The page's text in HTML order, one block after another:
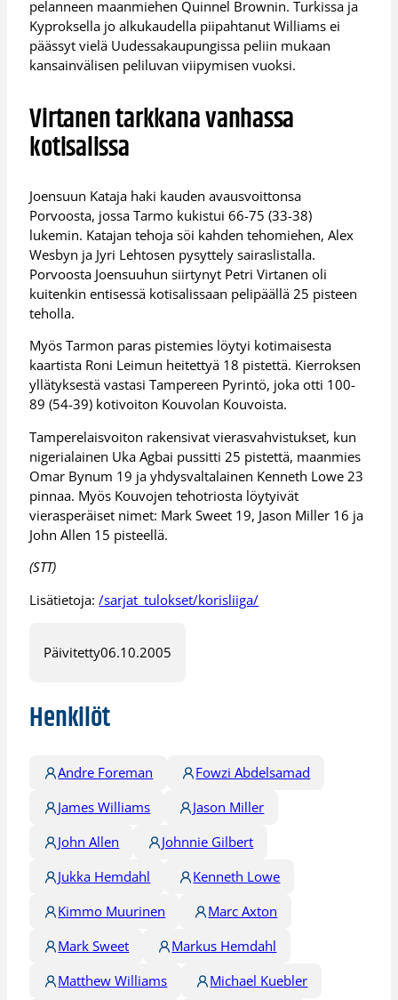
pelanneen maanmiehen Quinnel Brownin. Turkissa ja
Kyproksella jo alkukaudella piipahtanut Williams ei
päässyt vielä Uudessakaupungissa peliin mukaan
kansainvälisen peliluvan viipymisen vuoksi.
Virtanen tarkkana vanhassa
kotisalissa
Joensuun Kataja haki kauden avausvoittonsa
Porvoosta, jossa Tarmo kukistui 66-75 (33-38)
lukemin. Katajan tehoja söi kahden tehomiehen, Alex
Wesbyn ja Jyri Lehtosen pysyttely sairaslistalla.
Porvoosta Joensuuhun siirtynyt Petri Virtanen oli
kuitenkin entisessä kotisalissaan pelipäällä 25 pisteen
teholla.
Myös Tarmon paras pistemies löytyi kotimaisesta
kaartista Roni Leimun heitettyä 18 pistettä. Kierroksen
yllätyksestä vastasi Tampereen Pyrintö, joka otti 100-
89 (54-39) kotivoiton Kouvolan Kouvoista.
Tamperelaisvoiton rakensivat vierasvahvistukset, kun
nigerialainen Uka Agbai pussitti 25 pistettä, maanmies
Omar Bynum 19 ja yhdysvaltalainen Kenneth Lowe 23
pinnaa. Myös Kouvojen tehotriosta löytyivät
vierasperäiset nimet: Mark Sweet 19, Jason Miller 16 ja
John Allen 15 pisteellä.
(STT)
Lisätietoja:/sarjat_tulokset/korisliiga/
Päivitetty06.10.2005
Henkilöt
Andre Foreman
Fowzi Abdelsamad
James Williams
Jason Miller
John Allen
Johnnie Gilbert
Jukka Hemdahl
Kenneth Lowe
Kimmo Muurinen
Marc Axton
Mark Sweet
Markus Hemdahl
Matthew Williams
Michael Kuebler